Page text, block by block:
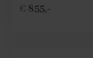
€ 855,-